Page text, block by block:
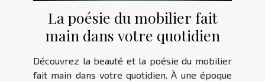
La poésie du mobilier fait
main dans votre quotidien
Découvrez la beauté et la poésie du mobilier
fait main dans votre quotidien. À une époque